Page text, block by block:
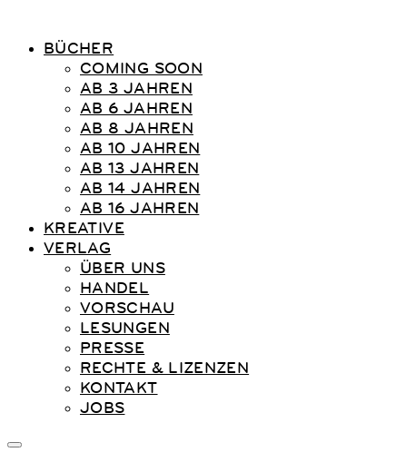
BÜCHER
COMING SOON
AB 3 JAHREN
AB 6 JAHREN
AB 8 JAHREN
AB 10 JAHREN
AB 13 JAHREN
AB 14 JAHREN
AB 16 JAHREN
KREATIVE
VERLAG
ÜBER UNS
HANDEL
VORSCHAU
LESUNGEN
PRESSE
RECHTE & LIZENZEN
KONTAKT
JOBS